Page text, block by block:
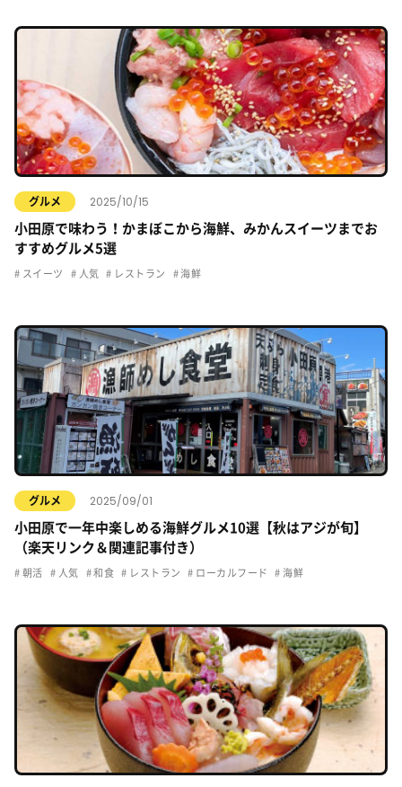
グルメ 2025/10/15
小田原で味わう！かまぼこから海鮮、みかんスイーツまでお
すすめグルメ5選
スイーツ 人気 レストラン 海鮮
グルメ 2025/09/01
小田原で一年中楽しめる海鮮グルメ10選【秋はアジが旬】
（楽天リンク＆関連記事付き）
朝活 人気 和食 レストラン ローカルフード 海鮮